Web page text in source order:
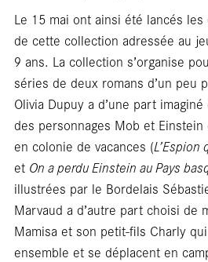
Le 15 mai ont ainsi été lancés
de cette collection adressée au
9 ans. La collection s’organise
séries de deux romans d’un peu
Olivia Dupuy a d’une part
des personnages Mob et
en colonie de vacances (L’Espion
et On a perdu Einstein au Pays
illustrées par le Bordelais
Marvaud a d’autre part choisi de
Mamisa et son petit-fils Charly
ensemble et se déplacent en